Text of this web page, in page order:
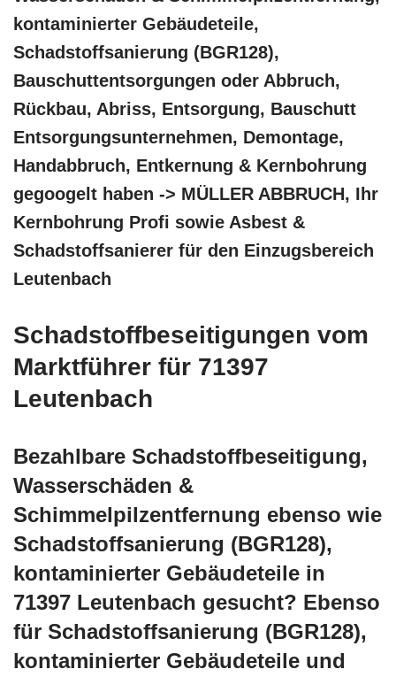
kontaminierter Gebäudeteile,
Schadstoffsanierung (BGR128),
Bauschuttentsorgungen oder Abbruch,
Rückbau, Abriss, Entsorgung, Bauschutt
Entsorgungsunternehmen, Demontage,
Handabbruch, Entkernung & Kernbohrung
gegoogelt haben -> MÜLLER ABBRUCH, Ihr
Kernbohrung Profi sowie Asbest &
Schadstoffsanierer für den Einzugsbereich
Leutenbach
Schadstoffbeseitigungen vom
Marktführer für 71397
Leutenbach
Bezahlbare Schadstoffbeseitigung,
Wasserschäden &
Schimmelpilzentfernung ebenso wie
Schadstoffsanierung (BGR128),
kontaminierter Gebäudeteile in
71397 Leutenbach gesucht? Ebenso
für Schadstoffsanierung (BGR128),
kontaminierter Gebäudeteile und